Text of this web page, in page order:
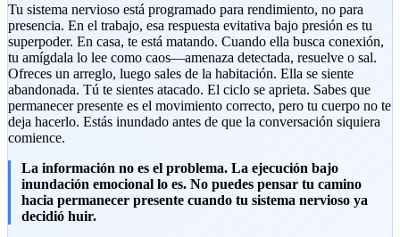
Tu sistema nervioso está programado para rendimiento, no para
presencia. En el trabajo, esa respuesta evitativa bajo presión es tu
superpoder. En casa, te está matando. Cuando ella busca conexión,
tu amígdala lo lee como caos—amenaza detectada, resuelve o sal.
Ofreces un arreglo, luego sales de la habitación. Ella se siente
abandonada. Tú te sientes atacado. El ciclo se aprieta. Sabes que
permanecer presente es el movimiento correcto, pero tu cuerpo no te
deja hacerlo. Estás inundado antes de que la conversación siquiera
comience.
La información no es el problema. La ejecución bajo
inundación emocional lo es. No puedes pensar tu camino
hacia permanecer presente cuando tu sistema nervioso ya
decidió huir.